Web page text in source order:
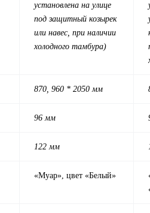
установлена на улице
под защитный козырек
или навес, при наличии
холодного тамбура)
870, 960 * 2050 мм
96 мм
122 мм
«Муар», цвет «Белый»